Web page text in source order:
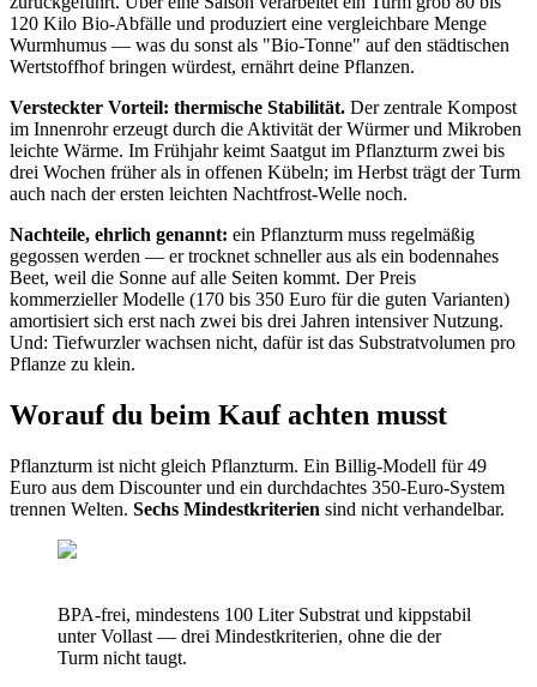
120 Kilo Bio-Abfälle und produziert eine vergleichbare Menge
Wurmhumus — was du sonst als "Bio-Tonne" auf den städtischen
Wertstoffhof bringen würdest, ernährt deine Pflanzen.
Versteckter Vorteil: thermische Stabilität. Der zentrale Kompost
im Innenrohr erzeugt durch die Aktivität der Würmer und Mikroben
leichte Wärme. Im Frühjahr keimt Saatgut im Pflanzturm zwei bis
drei Wochen früher als in offenen Kübeln; im Herbst trägt der Turm
auch nach der ersten leichten Nachtfrost-Welle noch.
Nachteile, ehrlich genannt: ein Pflanzturm muss regelmäßig
gegossen werden — er trocknet schneller aus als ein bodennahes
Beet, weil die Sonne auf alle Seiten kommt. Der Preis
kommerzieller Modelle (170 bis 350 Euro für die guten Varianten)
amortisiert sich erst nach zwei bis drei Jahren intensiver Nutzung.
Und: Tiefwurzler wachsen nicht, dafür ist das Substratvolumen pro
Pflanze zu klein.
Worauf du beim Kauf achten musst
Pflanzturm ist nicht gleich Pflanzturm. Ein Billig-Modell für 49
Euro aus dem Discounter und ein durchdachtes 350-Euro-System
trennen Welten. Sechs Mindestkriterien sind nicht verhandelbar.
BPA-frei, mindestens 100 Liter Substrat und kippstabil
unter Vollast — drei Mindestkriterien, ohne die der
Turm nicht taugt.